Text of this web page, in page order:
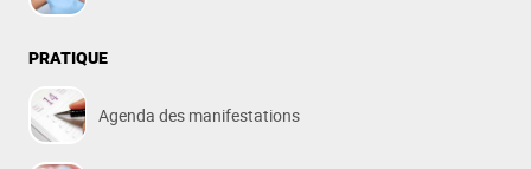
PRATIQUE
Agenda des manifestations